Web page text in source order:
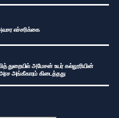
எச்சரிக்கை
துறையில் அமேசன் உயர் கல்லூரியின்
அங்கீகாரம் கிடைத்தது